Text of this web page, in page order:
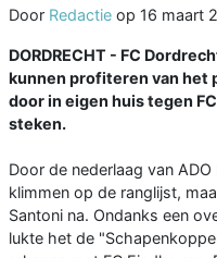
Door Redactie op 16 maart
DORDRECHT - FC
kunnen profiteren van het
door in eigen huis tegen
steken.
Door de nederlaag van
klimmen op de ranglijst,
Santoni na. Ondanks een
lukte het de